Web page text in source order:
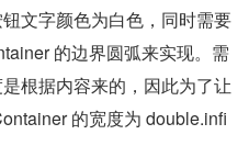
文字颜色为白色，同时需要
的边界圆弧来实现。需
根据内容来的，因此为了让
的宽度为 double.infi